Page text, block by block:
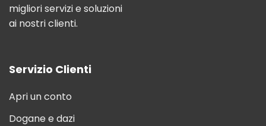
migliori servizi e soluzioni
ai nostri clienti.
Servizio Clienti
Apri un conto
Dogane e dazi